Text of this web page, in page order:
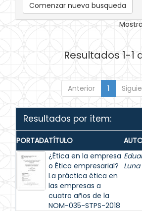
Comenzar nueva busqueda
Resultados 1-1
Anterior 1
Resultados por ítem:
PORTADATÍTULO
¿Ética en la empresa
o Ética empresarial?
La práctica ética en
las empresas a
cuatro años de la
NOM-035-STPS-2018
Luna